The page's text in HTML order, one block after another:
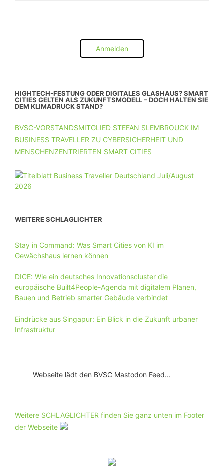
Anmelden
HIGHTECH-FESTUNG ODER DIGITALES GLASHAUS? SMART
CITIES GELTEN ALS ZUKUNFTSMODELL – DOCH HALTEN SIE
DEM KLIMADRUCK STAND?
BVSC-VORSTANDSMITGLIED STEFAN SLEMBROUCK IM
BUSINESS TRAVELLER ZU CYBERSICHERHEIT UND
MENSCHENZENTRIERTEN SMART CITIES
WEITERE SCHLAGLICHTER
Stay in Command: Was Smart Cities von KI im
Gewächshaus lernen können
DICE: Wie ein deutsches Innovationscluster die
europäische Built4People-Agenda mit digitalem Planen,
Bauen und Betrieb smarter Gebäude verbindet
Eindrücke aus Singapur: Ein Blick in die Zukunft urbaner
Infrastruktur
Webseite lädt den BVSC Mastodon Feed...
Weitere SCHLAGLICHTER finden Sie ganz unten im Footer
der Webseite